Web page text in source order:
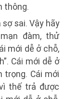
thông.
sai. Vậy hãy
đàm, thử
mới dễ ở chỗ,
Cái mới dễ ở
trọng. Cái mới
thế trả được